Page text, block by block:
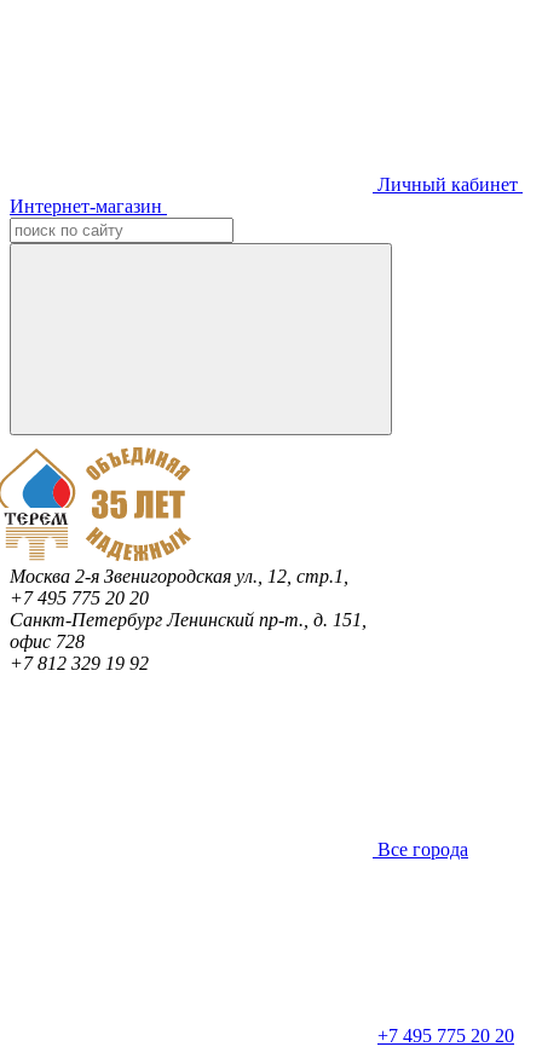
Личный кабинет
Интернет-магазин
Москва 2-я Звенигородская ул., 12, стр.1,
+7 495 775 20 20
Санкт-ПетербургЛенинский пр-т., д. 151,
офис 728
+7 812 329 19 92
Все города
+7 495 775 20 20